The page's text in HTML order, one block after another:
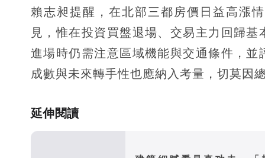
賴志昶提醒，在北部三都房價日益高漲
見，惟在投資買盤退場、交易主力回歸
進場時仍需注意區域機能與交通條件，
成數與未來轉手性也應納入考量，切莫因
延伸閱讀